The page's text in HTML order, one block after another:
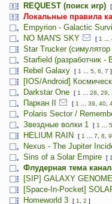
REQUEST (поиск игр) [
Локальные правила
Empyrion - Galactic
NO MAN'S SKY [ 1
Star Trucker
Starfield (разработчик -
Rebel Galaxy [ 1 5, 6, 7 ]
[IOS/Android]
Darkstar One [ 1 28 29
Паркан II [ 1 39 40,
Polaris Sector /
Звездные волки 1 [ 1
HELIUM RAIN [ 1 7 8 9
Nexus - The Jupiter
Sins of a Solar Empire [ 1
Флудерная тема
[SIP] GALAXY GENOME
[Space-In-Pocket]
Homeworld 3 [ 1 2 ]